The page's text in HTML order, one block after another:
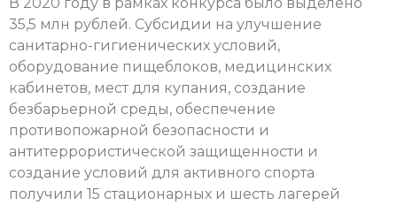
35,5 млн рублей. Субсидии на улучшение
санитарно-гигиенических условий,
оборудование пищеблоков, медицинских
кабинетов, мест для купания, создание
безбарьерной среды, обеспечение
противопожарной безопасности и
антитеррористической защищенности и
создание условий для активного спорта
получили 15 стационарных и шесть лагерей